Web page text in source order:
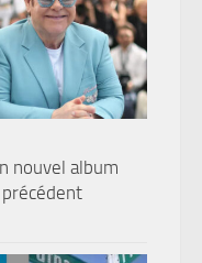
nouvel album